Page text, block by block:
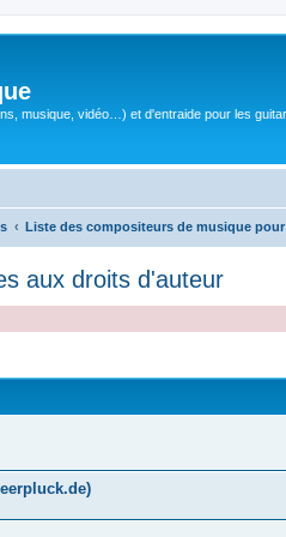
musique, vidéo…) et d'entraide pour les
Liste des compositeurs de musique
aux droits d'auteur